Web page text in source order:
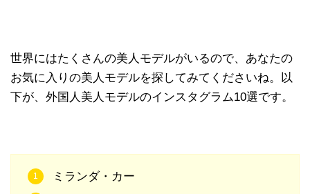
世界にはたくさんの美人モデルがいるので、あなたの
お気に入りの美人モデルを探してみてくださいね。以
下が、外国人美人モデルのインスタグラム10選です。
ミランダ・カー